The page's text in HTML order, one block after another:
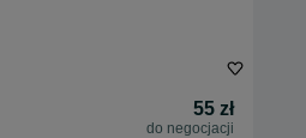
55 zł
do negocjacji